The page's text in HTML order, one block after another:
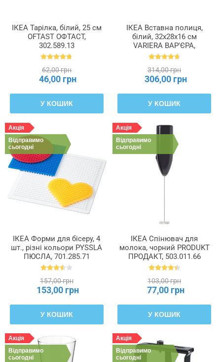
ІКЕА Тарілка, білий, 25 см
OFTAST ОФТАСТ,
302.589.13
62,00 грн
46,00 грн
У КОШИК
ІКЕА Вставна полиця,
білий, 32x28x16 см
VARIERA ВАР'ЄРА,
601.366.23
314,00 грн
306,00 грн
У КОШИК
Акція
Відправимо
сьогодні
ІКЕА Форми для бісеру, 4
шт., різні кольори PYSSLA
ПЮСЛА, 701.285.71
157,00 грн
153,00 грн
У КОШИК
Акція
Відправимо
сьогодні
ІКЕА Спінювач для
молока, чорний PRODUKT
ПРОДАКТ, 503.011.66
103,00 грн
77,00 грн
У КОШИК
Акція
Відправимо
сьогодні
Акція
Відправимо
сьогодні